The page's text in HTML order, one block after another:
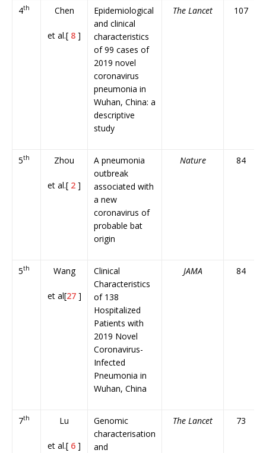
4th Chen
et al.[ 8 ]
Epidemiological
and clinical
characteristics
of 99 cases of
2019 novel
coronavirus
pneumonia in
Wuhan, China: a
descriptive
study
The Lancet 107
5th Zhou
et al.[ 2 ]
A pneumonia
outbreak
associated with
a new
coronavirus of
probable bat
origin
Nature 84
5th Wang
et al[27]
Clinical
Characteristics
of 138
Hospitalized
Patients with
2019 Novel
Coronavirus-
Infected
Pneumonia in
Wuhan, China
JAMA 84
7th Lu
et al.[ 6 ]
Genomic
characterisation
and
The Lancet 73